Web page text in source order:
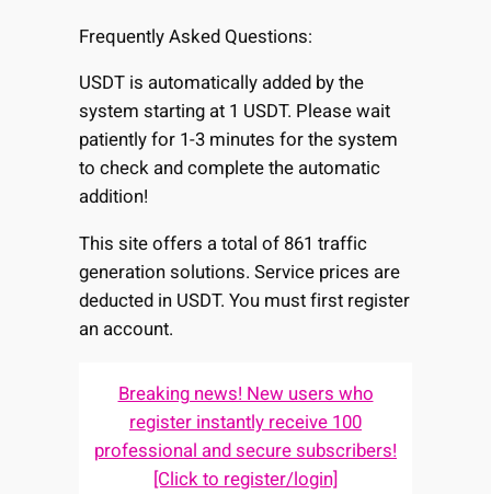
Frequently Asked Questions:
USDT is automatically added by the
system starting at 1 USDT. Please wait
patiently for 1-3 minutes for the system
to check and complete the automatic
addition!
This site offers a total of 861 traffic
generation solutions. Service prices are
deducted in USDT. You must first register
an account.
Breaking news! New users who
register instantly receive 100
professional and secure subscribers!
[Click to register/login]